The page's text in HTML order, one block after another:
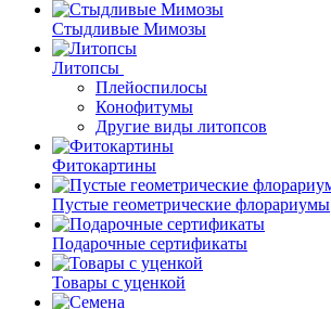
Стыдливые Мимозы
Литопсы
Плейоспилосы
Конофитумы
Другие виды литопсов
Фитокартины
Пустые геометрические флорариумы
Подарочные сертификаты
Товары с уценкой